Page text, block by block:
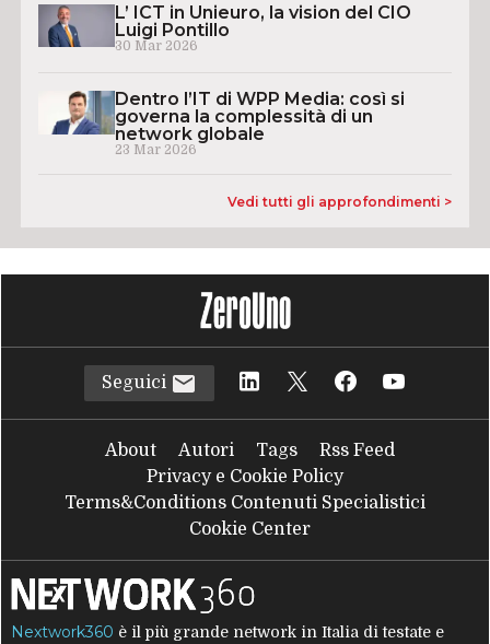
L’ ICT in Unieuro, la vision del CIO
Luigi Pontillo
30 Mar 2026
Dentro l’IT di WPP Media: così si
governa la complessità di un
network globale
23 Mar 2026
Vedi tutti gli approfondimenti >
Seguici
About Autori Tags
Rss Feed
Privacy e Cookie Policy
Terms&Conditions Contenuti Specialistici
Cookie Center
Nextwork360 è il più grande network in Italia di testate e